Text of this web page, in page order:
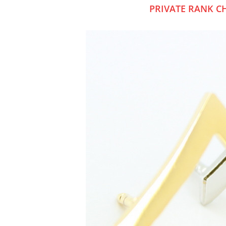
PRIVATE RANK